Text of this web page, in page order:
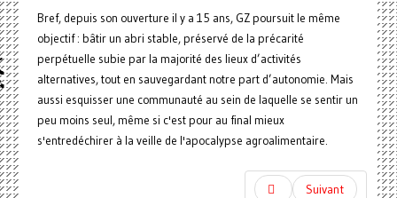
Bref, depuis son ouverture il y a 15 ans, GZ poursuit le même
objectif : bâtir un abri stable, préservé de la précarité
perpétuelle subie par la majorité des lieux d’activités
alternatives, tout en sauvegardant notre part d’autonomie. Mais
aussi esquisser une communauté au sein de laquelle se sentir un
peu moins seul, même si c'est pour au final mieux
s'entredéchirer à la veille de l'apocalypse agroalimentaire.
Suivant